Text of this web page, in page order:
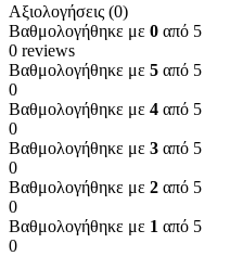
Αξιολογήσεις (0)
Βαθμολογήθηκε με 0 από 5
0 reviews
Βαθμολογήθηκε με 5 από 5
0
Βαθμολογήθηκε με 4 από 5
0
Βαθμολογήθηκε με 3 από 5
0
Βαθμολογήθηκε με 2 από 5
0
Βαθμολογήθηκε με 1 από 5
0